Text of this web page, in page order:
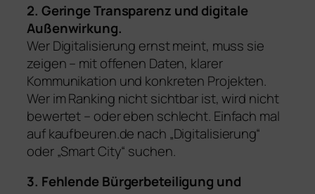
2. Geringe Transparenz und digitale
Außenwirkung.
Wer Digitalisierung ernst meint, muss sie
zeigen – mit offenen Daten, klarer
Kommunikation und konkreten Projekten.
Wer im Ranking nicht sichtbar ist, wird nicht
bewertet – oder eben schlecht. Einfach mal
auf kaufbeuren.de nach „Digitalisierung“
oder „Smart City“ suchen.
3. Fehlende Bürgerbeteiligung und